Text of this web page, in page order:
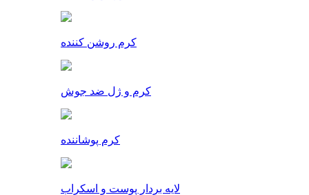
کرم روشن کننده
کرم و ژل ضد جوش
کرم پوشاننده
لایه بردار پوست و اسکراب